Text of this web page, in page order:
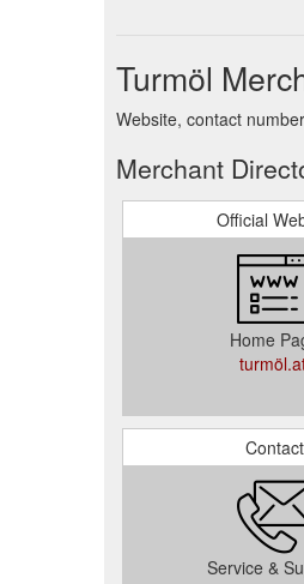
Turmöl
Website, contact
Merchant
Official
Home
Contact
Service &